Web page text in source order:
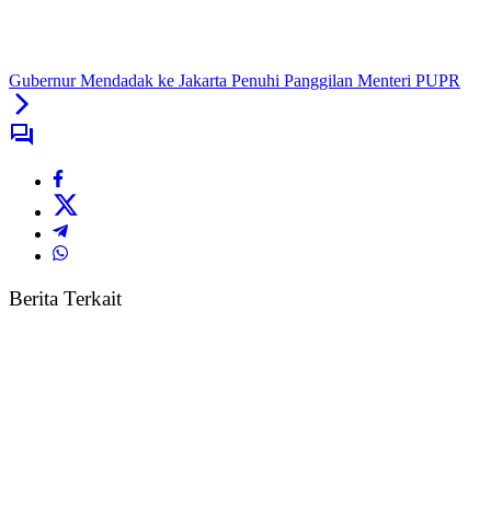
Gubernur Mendadak ke Jakarta Penuhi Panggilan Menteri PUPR
Berita Terkait